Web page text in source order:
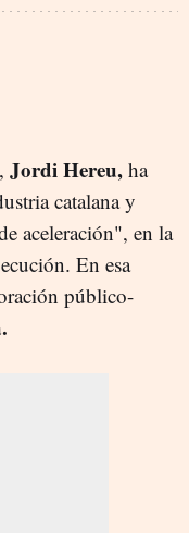
Jordi Hereu, ha
catalana y
aceleración", en la
En esa
público-